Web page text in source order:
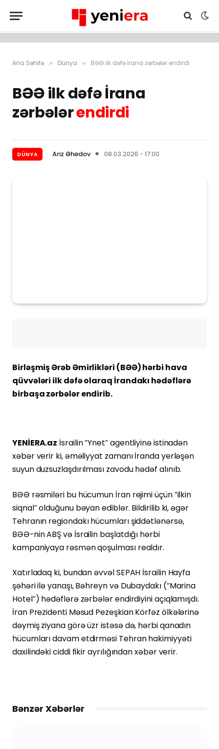
Ana Səhifə » Dünya » BƏƏ ilk dəfə İrana zərbələr endirdi
BƏƏ ilk dəfə İrana
zərbələrendirdi
DÜNYA Ariz Əhədov 08.03.2026 - 17:00
Birləşmiş Ərəb Əmirlikləri (BƏƏ) hərbi hava
qüvvələri ilk dəfə olaraq İrandakı hədəflərə
birbaşa zərbələr endirib.
YENİERA.az İsrailin “Ynet” agentliyinə istinadən
xəbər verir ki, əməliyyat zamanı İranda yerləşən
suyun duzsuzlaşdırılması zavodu hədəf alınıb.
BƏƏ rəsmiləri bu hücumun İran rejimi üçün “ilkin
siqnal” olduğunu bəyan ediblər. Bildirilib ki, əgər
Tehranın regiondakı hücumları şiddətlənərsə,
BƏƏ-nin ABŞ və İsrailin başlatdığı hərbi
kampaniyaya rəsmən qoşulması realdır.
Xatırladaq ki, bundan əvvəl SEPAH İsrailin Hayfa
şəhəri ilə yanaşı, Bəhreyn və Dubaydakı (“Marina
Hotel”) hədəflərə zərbələr endirdiyini açıqlamışdı.
İran Prezidenti Məsud Pezeşkian Körfəz ölkələrinə
dəymiş ziyana görə üzr istəsə də, hərbi qanadın
hücumları davam etdirməsi Tehran hakimiyyəti
daxilindəki ciddi fikir ayrılığından xəbər verir.
Bənzər Xəbərlər